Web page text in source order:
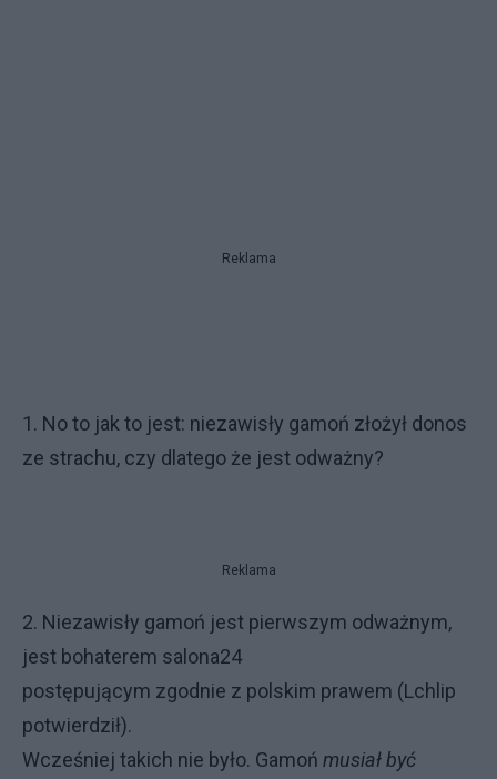
Reklama
1. No to jak to jest: niezawisły gamoń złożył donos
ze strachu, czy dlatego że jest odważny?
Reklama
2. Niezawisły gamoń jest pierwszym odważnym,
jest bohaterem salona24
postępującym zgodnie z polskim prawem (Lchlip
potwierdził).
Wcześniej takich nie było. Gamoń musiał być